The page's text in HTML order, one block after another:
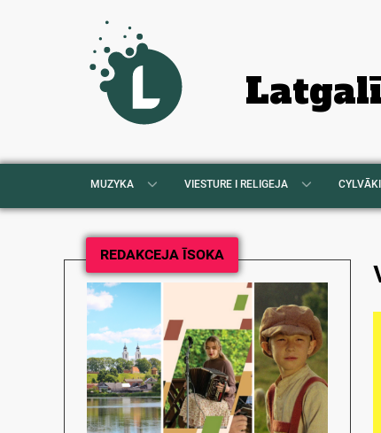
MUZYKA VIESTURE I RELIGEJA CYLVĀKI
REDAKCEJA ĪSOKA